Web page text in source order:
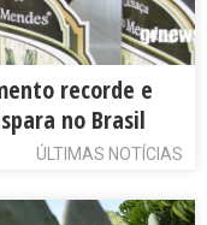
recorde e
no Brasil
ÚLTIMAS NOTÍCIAS